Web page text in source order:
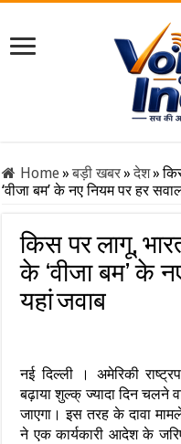
Home»बड़ी खबर» देश»
‘वीजा बम’ के नए नियम पर हर
किस पर लागू,
के ‘वीजा बम’ के
यहां जवाब
नई दिल्ली । अमेरिकी
बढ़ाया शुल्क् ज्यादा दिन चलने
जाएगा। इस तरह के दावा
ने एक कार्यकारी आदेश के